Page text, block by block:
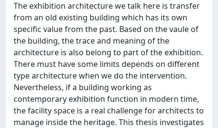
The exhibition architecture we talk here is transfer
from an old existing building which has its own
specific value from the past. Based on the vaule of
the building, the trace and meaning of the
architecture is also belong to part of the exhibition.
There must have some limits depends on different
type architecture when we do the intervention.
Nevertheless, if a building working as
contemporary exhibition function in modern time,
the facility space is a real challenge for architects to
manage inside the heritage. This thesis investigates